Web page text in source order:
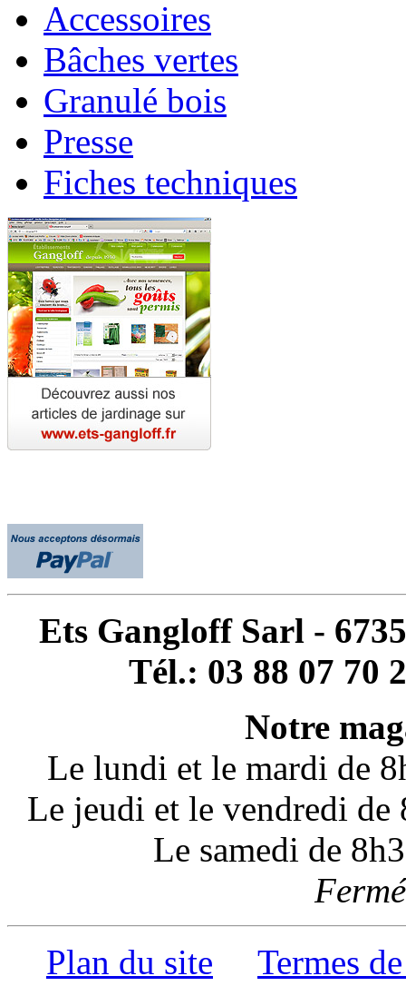
Accessoires
Bâches vertes
Granulé bois
Presse
Fiches techniques
Ets Gangloff Sarl -
Tél.: 03 88 07 70
Notre
Le lundi et le mardi de
Le jeudi et le vendredi de
Le samedi de
Plan du site
Termes